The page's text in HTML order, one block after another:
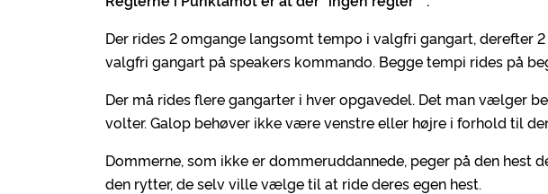
Der rides 2 omgange langsomt tempo i valgfri gangart, derefter
valgfri gangart på speakers kommando. Begge tempi rides på
Der må rides flere gangarter i hver opgavedel. Det man vælger
volter. Galop behøver ikke være venstre eller højre i forhold til
Dommerne, som ikke er dommeruddannede, peger på den hest
den rytter, de selv ville vælge til at ride deres egen hest.